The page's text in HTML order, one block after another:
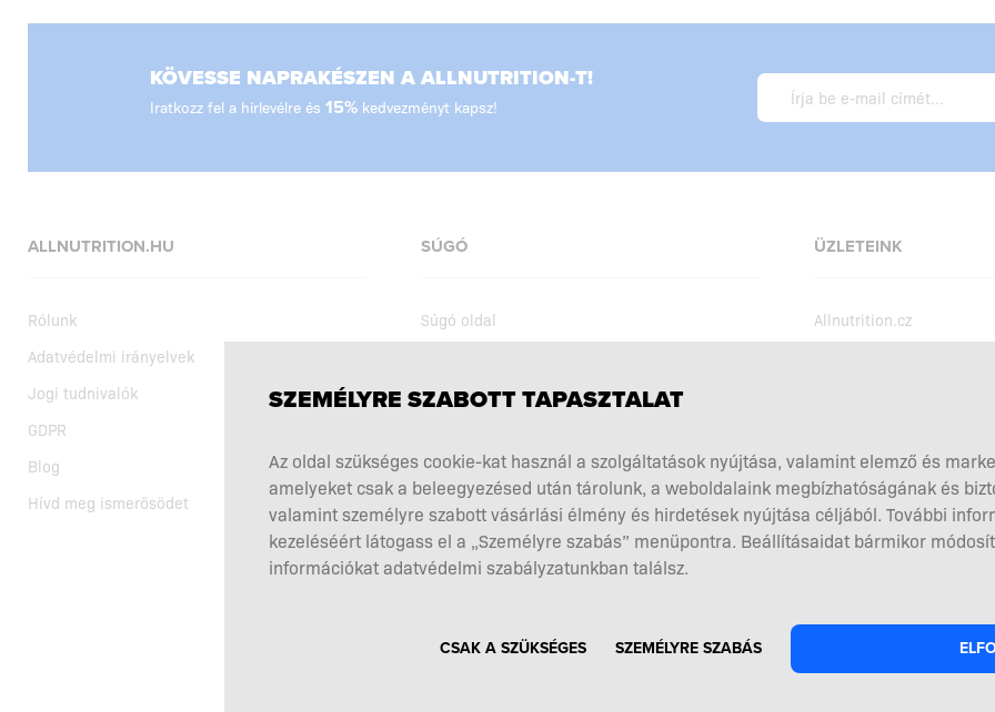
KÖVESSE NAPRAKÉSZEN A ALLNUTRITION-T!
Iratkozz fel a hírlevélre és 15% kedvezményt kapsz!
ALLNUTRITION.HU
Rólunk
Adatvédelmi irányelvek
Jogi tudnivalók
GDPR
Blog
Hívd meg ismerősödet
SÚGÓ
Súgó oldal
Vásárlási szabályzat
Az étrend-kiegészítés megválasztása
Reklamációk és visszaküldések
Itt állhat el a szerződéstől
Kapcsolat
ÜZLETEINK
Allnutrition.cz
Allnutrition.co.uk
Allnutrition.de
SZEMÉLYRE SZABOTT TAPASZTALAT
Az oldal szükséges cookie-kat használ a szolgáltatások nyújtása, valamint elemző és
amelyeket csak a beleegyezésed után tárolunk, a weboldalaink megbízhatóságának és
valamint személyre szabott vásárlási élmény és hirdetések nyújtása céljából. További
kezeléséért látogass el a „Személyre szabás” menüpontra. Beállításaidat bármikor
információkat adatvédelmi szabályzatunkban találsz.
CSAK A SZÜKSÉGES SZEMÉLYRE SZABÁS